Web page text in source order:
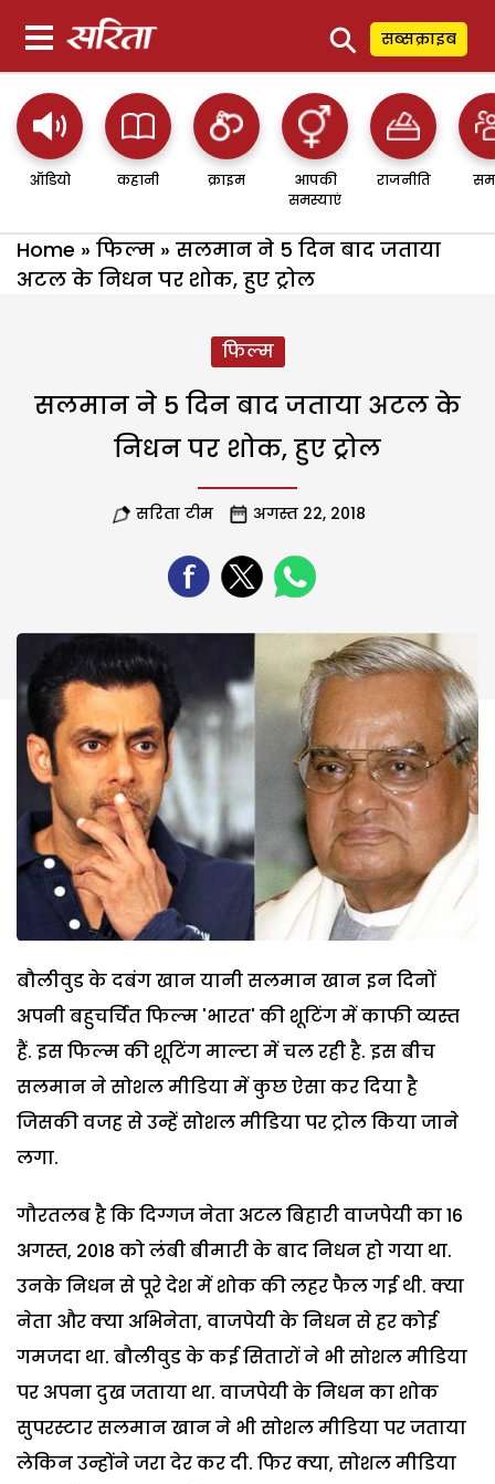
⚲ सब्सक्राइब
ऑडियो कहानी क्राइम
आपकी
समस्याएं
राजनीति
Home » फिल्म » सलमान ने 5 दिन बाद जताया
अटल के निधन पर शोक, हुए ट्रोल
फिल्म
सलमान ने 5 दिन बाद जताया अटल के
निधन पर शोक, हुए ट्रोल
सरिता टीम अगस्त 22, 2018
बौलीवुड के दबंग खान यानी सलमान खान इन दिनों
अपनी बहुचर्चित फिल्म 'भारत' की शूटिंग में काफी व्यस्त
हैं. इस फिल्म की शूटिंग माल्टा में चल रही है. इस बीच
सलमान ने सोशल मीडिया में कुछ ऐसा कर दिया है
जिसकी वजह से उन्हें सोशल मीडिया पर ट्रोल किया जाने
लगा.
गौरतलब है कि दिग्गज नेता अटल बिहारी वाजपेयी का 16
अगस्त, 2018 को लंबी बीमारी के बाद निधन हो गया था.
उनके निधन से पूरे देश में शोक की लहर फैल गई थी. क्या
नेता और क्या अभिनेता, वाजपेयी के निधन से हर कोई
गमजदा था. बौलीवुड के कई सितारों ने भी सोशल मीडिया
पर अपना दुख जताया था. वाजपेयी के निधन का शोक
सुपरस्टार सलमान खान ने भी सोशल मीडिया पर जताया
लेकिन उन्होंने जरा देर कर दी. फिर क्या, सोशल मीडिया